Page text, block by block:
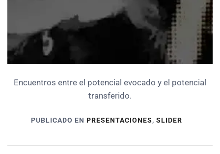
Encuentros entre el potencial evocado y el potencial
transferido.
PUBLICADO EN PRESENTACIONES, SLIDER